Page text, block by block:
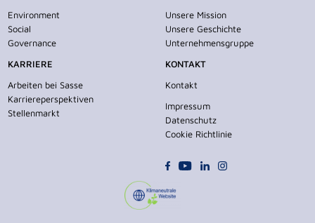
Environment
Social
Governance
KARRIERE
Arbeiten bei Sasse
Karriereperspektiven
Stellenmarkt
Unsere Mission
Unsere Geschichte
Unternehmensgruppe
KONTAKT
Kontakt
Impressum
Datenschutz
Cookie Richtlinie